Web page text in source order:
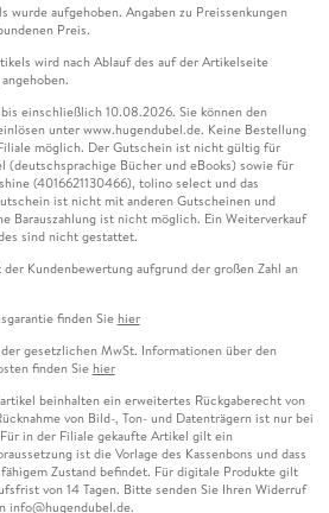
wurde aufgehoben. Angaben zu Preissenkungen
Preis.
wird nach Ablauf des auf der Artikelseite
einschließlich 10.08.2026. Sie können den
unter www.hugendubel.de. Keine Bestellung
möglich. Der Gutschein ist nicht gültig für
(deutschsprachige Bücher und eBooks) sowie für
(4016621130466), tolino select und das
ist nicht mit anderen Gutscheinen und
Barauszahlung ist nicht möglich. Ein Weiterverkauf
sind nicht gestattet.
Kundenbewertung aufgrund der großen Zahl an
finden Sie hier
gesetzlichen MwSt. Informationen über den
finden Sie hier
beinhalten ein erweitertes Rückgaberecht von
von Bild-, Ton- und Datenträgern ist nur bei
in der Filiale gekaufte Artikel gilt ein
ist die Vorlage des Kassenbons und dass
Zustand befindet. Für digitale Produkte gilt
von 14 Tagen. Bitte senden Sie Ihren Widerruf
info@hugendubel.de.